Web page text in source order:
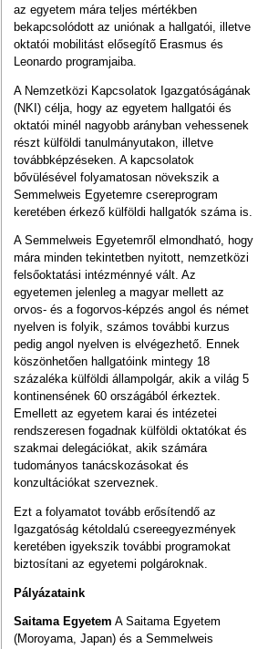
az egyetem mára teljes mértékben
bekapcsolódott az uniónak a hallgatói, illetve
oktatói mobilitást elősegítő Erasmus és
Leonardo programjaiba.
A Nemzetközi Kapcsolatok Igazgatóságának
(NKI) célja, hogy az egyetem hallgatói és
oktatói minél nagyobb arányban vehessenek
részt külföldi tanulmányutakon, illetve
továbbképzéseken. A kapcsolatok
bővülésével folyamatosan növekszik a
Semmelweis Egyetemre csereprogram
keretében érkező külföldi hallgatók száma is.
A Semmelweis Egyetemről elmondható, hogy
mára minden tekintetben nyitott, nemzetközi
felsőoktatási intézménnyé vált. Az
egyetemen jelenleg a magyar mellett az
orvos- és a fogorvos-képzés angol és német
nyelven is folyik, számos további kurzus
pedig angol nyelven is elvégezhető. Ennek
köszönhetően hallgatóink mintegy 18
százaléka külföldi állampolgár, akik a világ 5
kontinensének 60 országából érkeztek.
Emellett az egyetem karai és intézetei
rendszeresen fogadnak külföldi oktatókat és
szakmai delegációkat, akik számára
tudományos tanácskozásokat és
konzultációkat szerveznek.
Ezt a folyamatot tovább erősítendő az
Igazgatóság kétoldalú csereegyezmények
keretében igyekszik további programokat
biztosítani az egyetemi polgároknak.
Pályázataink
Saitama Egyetem A Saitama Egyetem
(Moroyama, Japan) és a Semmelweis